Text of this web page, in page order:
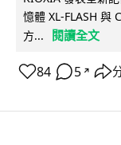
憶體 XL-FLASH 與
方...
閱讀全文
84 5 ↗